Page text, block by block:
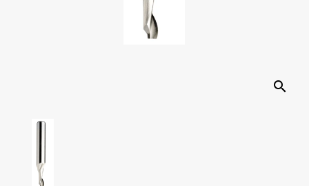
search